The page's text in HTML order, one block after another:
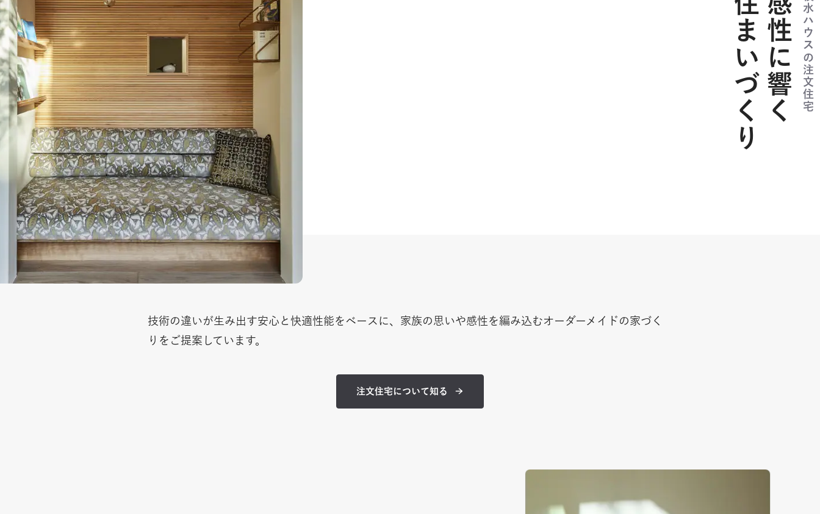
積水ハウスの注文住宅
感性に響く
住まいづくり
技術の違いが生み出す安心と快適性能をベースに、家族の思いや感性を編み込むオーダーメイドの家づく
りをご提案しています。
注文住宅について知る